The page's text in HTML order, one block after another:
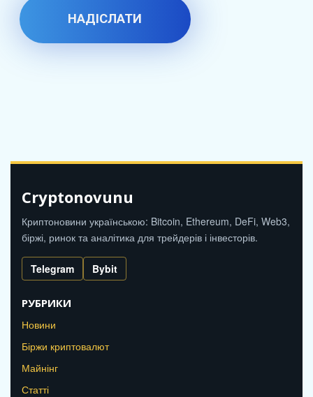
Cryptonovunu
Криптоновини українською: Bitcoin, Ethereum, DeFi, Web3,
біржі, ринок та аналітика для трейдерів і інвесторів.
Telegram Bybit
РУБРИКИ
Новини
Біржи криптовалют
Майнінг
Статті